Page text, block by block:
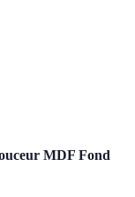
MDF Fond